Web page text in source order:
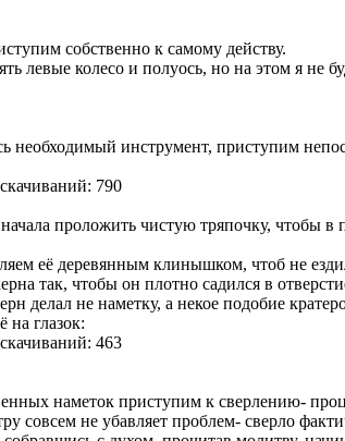
собственно к самому действу.
левые колесо и полуось, но на этом я не
инструмент, приступим
790
проложить чистую тряпочку, чтобы в
её деревянным клинышком, чтоб не
так, чтобы он плотно садился в
делал не наметку, а некое подобие
на глазок:
463
наметок приступим к сверлению-
совсем не убавляет проблем- сверло